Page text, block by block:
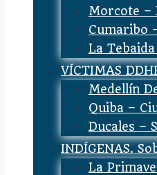
Morcote –
Cumaribo
La
VÍCTIMAS
Medellín
Quiba –
Ducales –
INDÍGENAS.
La